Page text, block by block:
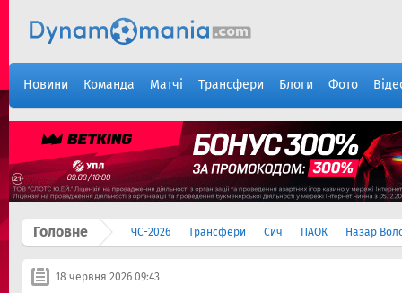
Новини Команда Матчі Трансфери Блоги Фото
Головне ЧС-2026 Трансфери Сич ПАОК Назар
18 червня 2026 09:43